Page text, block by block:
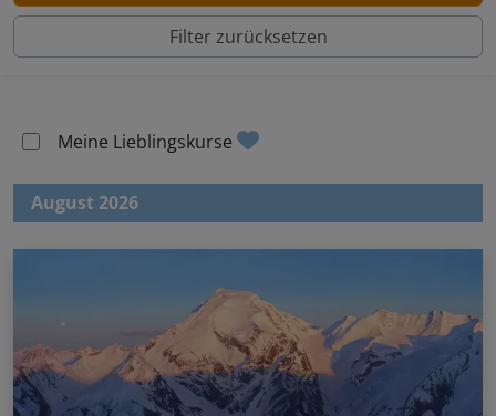
Filter zurücksetzen
Meine Lieblingskurse
August 2026